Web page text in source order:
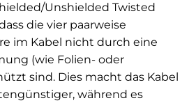
Unshielded Twisted
die vier paarweise
im Kabel nicht durch eine
(wie Folien- oder
sind. Dies macht das Kabel
während es